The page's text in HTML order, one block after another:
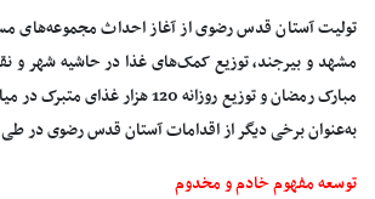
تولیت آستان قدس رضوی از آغاز احداث مجموعه‌های
مشهد و بیرجند، توزیع کمک‌های غذا در حاشیه شهر و
مبارک رمضان و توزیع روزانه 120 هزار
به‌عنوان برخی دیگر از اقدامات آستان قدس رضوی در
توسعه مفهوم خادم و مخدوم